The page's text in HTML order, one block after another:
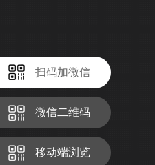
扫码加微信
微信二维码
移动端浏览